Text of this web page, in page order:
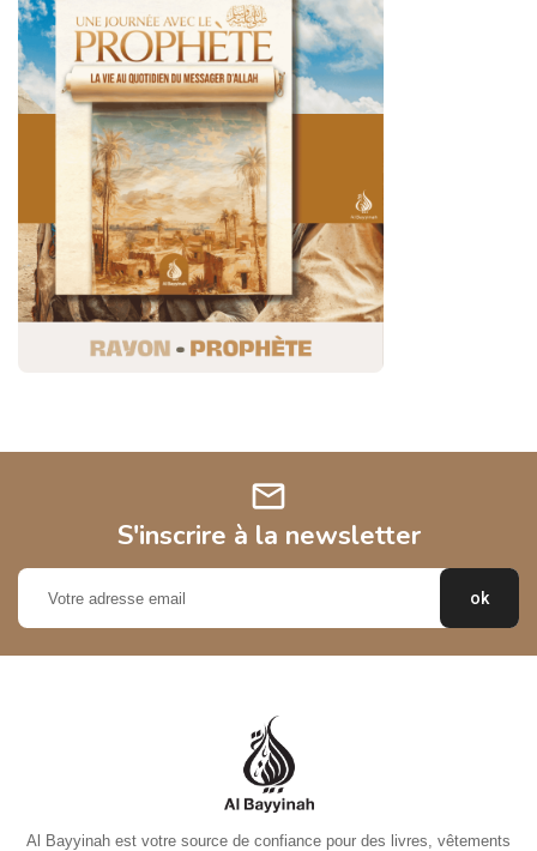
mail
S'inscrire à la newsletter
Al Bayyinah est votre source de confiance pour des livres, vêtements